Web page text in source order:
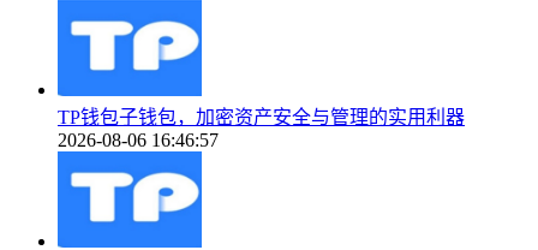
TP钱包子钱包，加密资产安全与管理的实用利器
2026-08-06 16:46:57